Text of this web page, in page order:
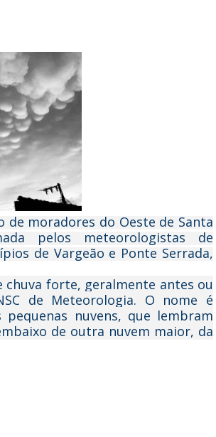
moradores do Oeste de Santa
pelos meteorologistas de
de Vargeão e Ponte Serrada,
chuva forte, geralmente antes ou
de Meteorologia. O nome é
nuvens, que lembram
de outra nuvem maior, da